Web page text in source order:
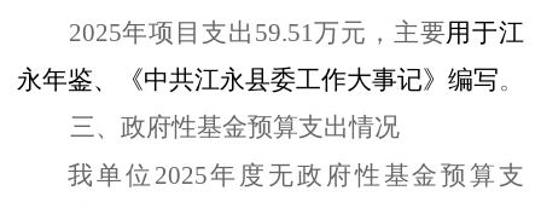
2025年项目支出59.51万元，主要用于江
永年鉴、《中共江永县委工作大事记》编写。
三、政府性基金预算支出情况
我单位 2025年度无政府性基金预算支